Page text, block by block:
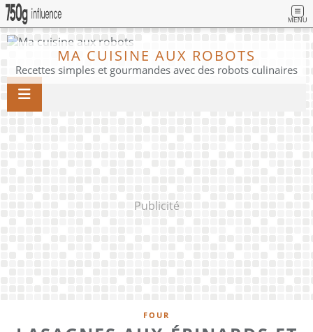
MENU
MA CUISINE AUX ROBOTS
Recettes simples et gourmandes avec des robots culinaires
Publicité
FOUR